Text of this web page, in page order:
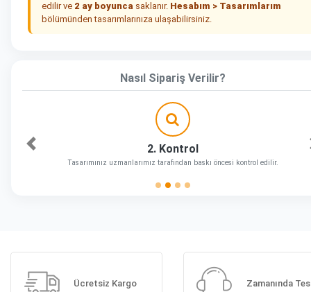
edilir ve 2 ay boyunca saklanır. Hesabım > Tasarımlarım
bölümünden tasarımlarınıza ulaşabilirsiniz.
Nasıl Sipariş Verilir?
2. Kontrol
Tasarımınız uzmanlarımız tarafından baskı öncesi kontrol edilir.
Önceki
Ücretsiz Kargo Zamanında